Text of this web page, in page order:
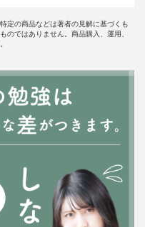
定の商品などは著者の見解に基づくも
ではありません。商品購入、運用、